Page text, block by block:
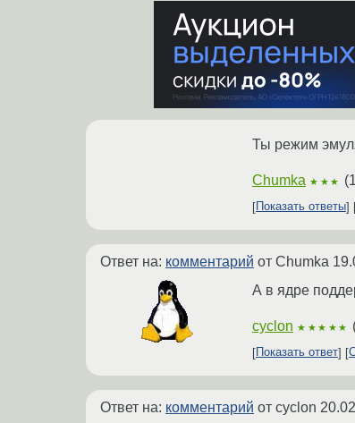
Ты режим
Chumka ★★★ (
Показать ответы
Ответ на: комментарий от Chumka
А в ядре
cyclon ★★★★★
Показать ответ
Ответ на: комментарий от cyclon